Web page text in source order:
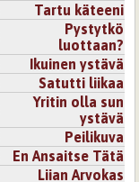
Tartu käteeni
Pystytkö
luottaan?
Ikuinen ystävä
Satutti liikaa
Yritin olla sun
ystävä
Peilikuva
En Ansaitse Tätä
Liian Arvokas